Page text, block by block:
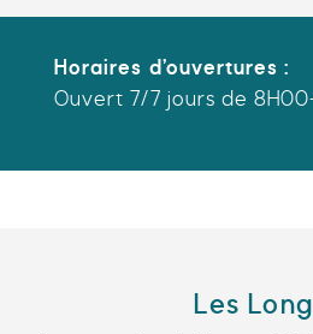
Horaires d’ouvertures :
Ouvert 7/7 jours de
Les